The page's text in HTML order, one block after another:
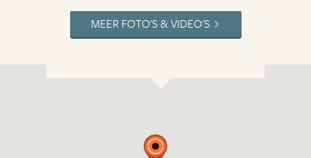
MEER FOTO'S & VIDEO'S